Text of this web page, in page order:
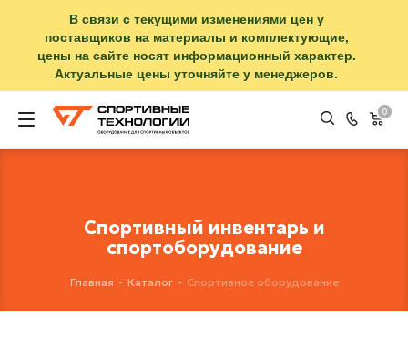
В связи с текущими изменениями цен у
поставщиков на материалы и комплектующие,
цены на сайте носят информационный характер.
Актуальные цены уточняйте у менеджеров.
0
Спортивный инвентарь и
спортоборудование
Главная - Каталог - Спортивное оборудование